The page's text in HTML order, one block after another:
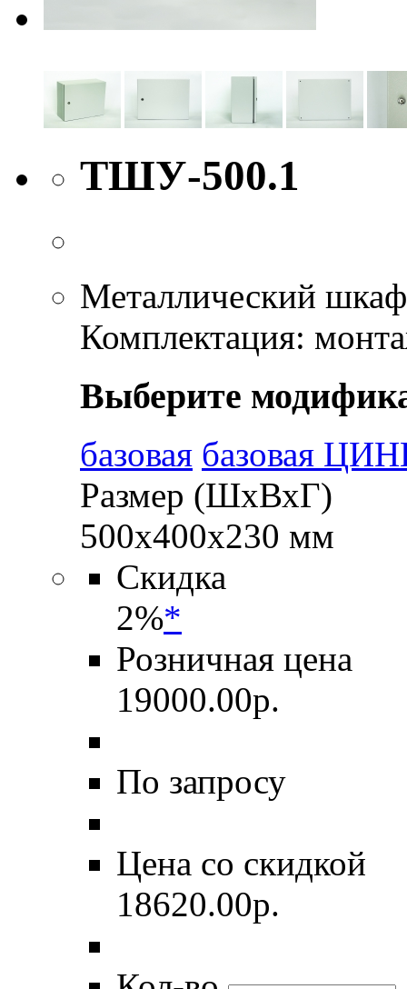
ТШУ-500.1
Металлический
Комплектация:
Выберите
базовая базовая
Размер (ШхВхГ)
500х400х230 мм
Скидка
2%*
Розничная цена
19000.00р.
По запросу
Цена со скидкой
18620.00р.